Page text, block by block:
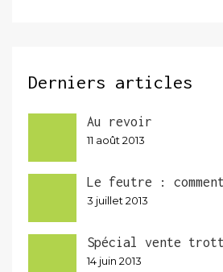
Derniers articles
Au revoir
11 août 2013
Le feutre :
3 juillet 2013
Spécial vente
14 juin 2013